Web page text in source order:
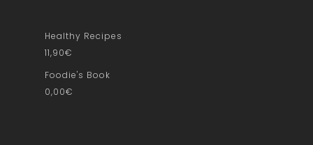
Healthy Recipes
11,90€
Foodie's Book
0,00€